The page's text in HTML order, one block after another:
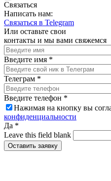
Связаться
Написать нам:
Связаться в Telegram
Или оставьте свои
контакты и мы вами свяжемся
Введите имя *
Телеграм *
Введите телефон *
Нажимая на кнопку вы
конфиденциальности
Да *
Leave this field blank
Оставить заявку